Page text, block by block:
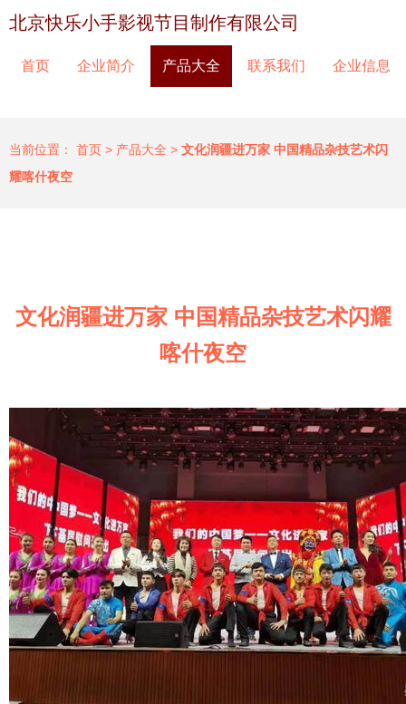
北京快乐小手影视节目制作有限公司
首页 企业简介 产品大全 联系我们 企业信息
当前位置： 首页 > 产品大全 > 文化润疆进万家 中国精品杂技艺术闪
耀喀什夜空
文化润疆进万家 中国精品杂技艺术闪耀
喀什夜空